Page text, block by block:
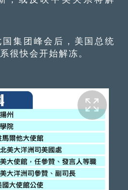
集团峰会后，美国总统
很快会开始解冻。